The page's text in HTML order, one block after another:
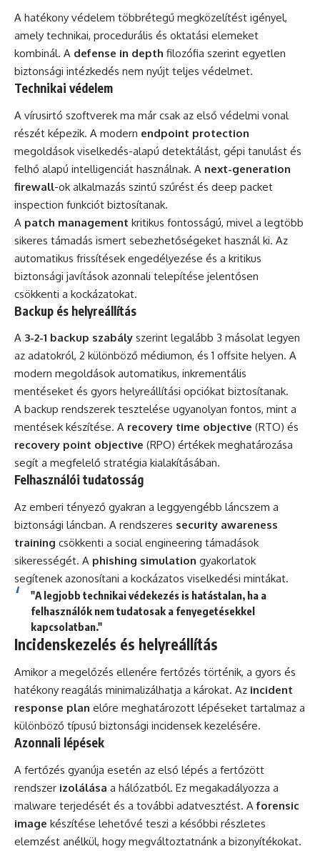
A hatékony védelem többrétegű megközelítést igényel,
amely technikai, procedurális és oktatási elemeket
kombinál. A defense in depth filozófia szerint egyetlen
biztonsági intézkedés nem nyújt teljes védelmet.
Technikai védelem
A vírusirtó szoftverek ma már csak az első védelmi vonal
részét képezik. A modern endpoint protection
megoldások viselkedés-alapú detektálást, gépi tanulást és
felhő alapú intelligenciát használnak. A next-generation
firewall-ok alkalmazás szintű szűrést és deep packet
inspection funkciót biztosítanak.
A patch management kritikus fontosságú, mivel a legtöbb
sikeres támadás ismert sebezhetőségeket használ ki. Az
automatikus frissítések engedélyezése és a kritikus
biztonsági javítások azonnali telepítése jelentősen
csökkenti a kockázatokat.
Backup és helyreállítás
A 3-2-1 backup szabály szerint legalább 3 másolat legyen
az adatokról, 2 különböző médiumon, és 1 offsite helyen. A
modern megoldások automatikus, inkrementális
mentéseket és gyors helyreállítási opciókat biztosítanak.
A backup rendszerek tesztelése ugyanolyan fontos, mint a
mentések készítése. A recovery time objective (RTO) és
recovery point objective (RPO) értékek meghatározása
segít a megfelelő stratégia kialakításában.
Felhasználói tudatosság
Az emberi tényező gyakran a leggyengébb láncszem a
biztonsági láncban. A rendszeres security awareness
training csökkenti a social engineering támadások
sikerességét. A phishing simulation gyakorlatok
segítenek azonosítani a kockázatos viselkedési mintákat.
"A legjobb technikai védekezés is hatástalan, ha a
felhasználók nem tudatosak a fenyegetésekkel
kapcsolatban."
Incidenskezelés és helyreállítás
Amikor a megelőzés ellenére fertőzés történik, a gyors és
hatékony reagálás minimalizálhatja a károkat. Az incident
response plan előre meghatározott lépéseket tartalmaz a
különböző típusú biztonsági incidensek kezelésére.
Azonnali lépések
A fertőzés gyanúja esetén az első lépés a fertőzött
rendszer izolálása a hálózatból. Ez megakadályozza a
malware terjedését és a további adatvesztést. Aforensic
image készítése lehetővé teszi a későbbi részletes
elemzést anélkül, hogy megváltoztatnánk a bizonyítékokat.